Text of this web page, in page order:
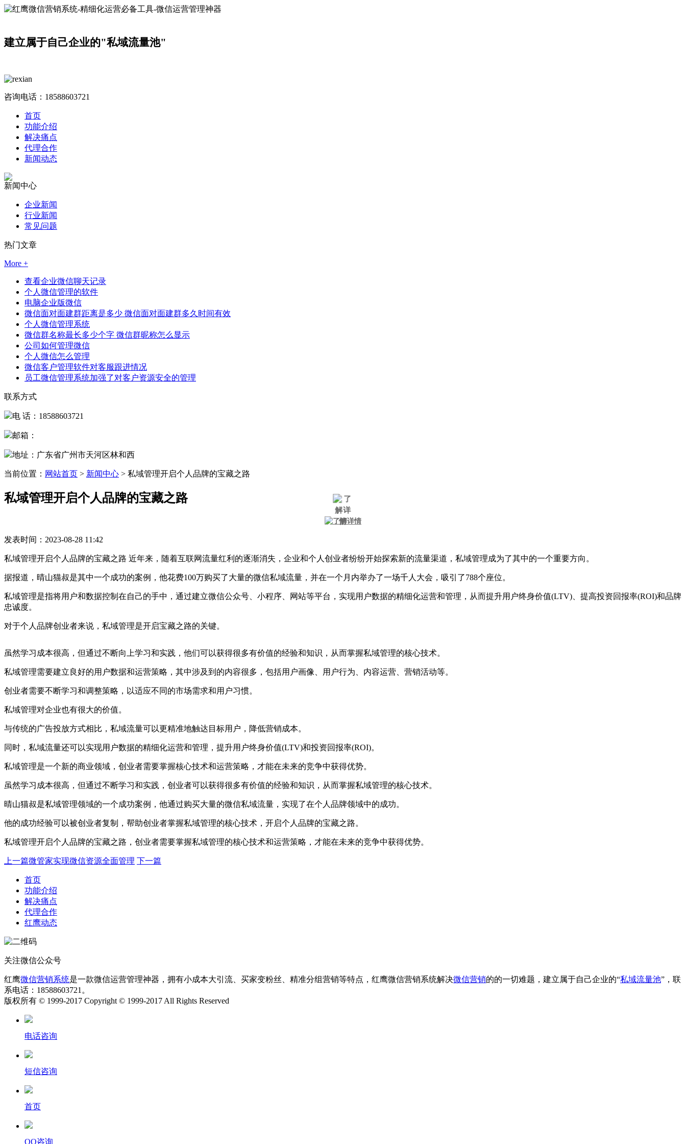
建立属于自己企业的"私域流量池"
咨询电话： 18588603721
首页
功能介绍
解决痛点
代理合作
新闻动态
新闻中心
企业新闻
行业新闻
常见问题
热门文章
More +
查看企业微信聊天记录
个人微信管理的软件
电脑企业版微信
微信面对面建群距离是多少 微信面对面建群多久时间有效
个人微信管理系统
微信群名称最长多少个字 微信群昵称怎么显示
公司如何管理微信
个人微信怎么管理
微信客户管理软件对客服跟进情况
员工微信管理系统加强了对客户资源安全的管理
联系方式
电 话：18588603721
邮箱：
地址：广东省广州市天河区林和西
当前位置： 网站首页 > 新闻中心 > 私域管理开启个人品牌的宝藏之路
私域管理开启个人品牌的宝藏之路
发表时间：2023-08-28 11:42
私域管理开启个人品牌的宝藏之路 近年来，随着互联网流量红利的逐渐消失，企业和个人创业者纷纷开始探索新的流量渠道，私域管理成为了其中的一个重要方向。
据报道，晴山猫叔是其中一个成功的案例，他花费100万购买了大量的微信私域流量，并在一个月内举办了一场千人大会，吸引了788个座位。
私域管理是指将用户和数据控制在自己的手中，通过建立微信公众号、小程序、网站等平台，实现用户数据的精细化运营和管理，从而提升用户终身价值(LTV)、提高投资回报率(ROI)和品牌
忠诚度。
对于个人品牌创业者来说，私域管理是开启宝藏之路的关键。
虽然学习成本很高，但通过不断向上学习和实践，他们可以获得很多有价值的经验和知识，从而掌握私域管理的核心技术。
私域管理需要建立良好的用户数据和运营策略，其中涉及到的内容很多，包括用户画像、用户行为、内容运营、营销活动等。
创业者需要不断学习和调整策略，以适应不同的市场需求和用户习惯。
私域管理对企业也有很大的价值。
与传统的广告投放方式相比，私域流量可以更精准地触达目标用户，降低营销成本。
同时，私域流量还可以实现用户数据的精细化运营和管理，提升用户终身价值(LTV)和投资回报率(ROI)。
私域管理是一个新的商业领域，创业者需要掌握核心技术和运营策略，才能在未来的竞争中获得优势。
虽然学习成本很高，但通过不断学习和实践，创业者可以获得很多有价值的经验和知识，从而掌握私域管理的核心技术。
晴山猫叔是私域管理领域的一个成功案例，他通过购买大量的微信私域流量，实现了在个人品牌领域中的成功。
他的成功经验可以被创业者复制，帮助创业者掌握私域管理的核心技术，开启个人品牌的宝藏之路。
私域管理开启个人品牌的宝藏之路，创业者需要掌握私域管理的核心技术和运营策略，才能在未来的竞争中获得优势。
上一篇微管家实现微信资源全面管理 下一篇
首页
功能介绍
解决痛点
代理合作
红鹰动态
关注微信公众号
红鹰微信营销系统是一款微信运营管理神器，拥有小成本大引流、买家变粉丝、精准分组营销等特点，红鹰微信营销系统解决微信营销的的一切难题，建立属于自己企业的“私域流量池”，联
系电话：18588603721。
版权所有 © 1999-2017 Copyright © 1999-2017 All Rights Reserved
电话咨询
短信咨询
首页
QQ咨询